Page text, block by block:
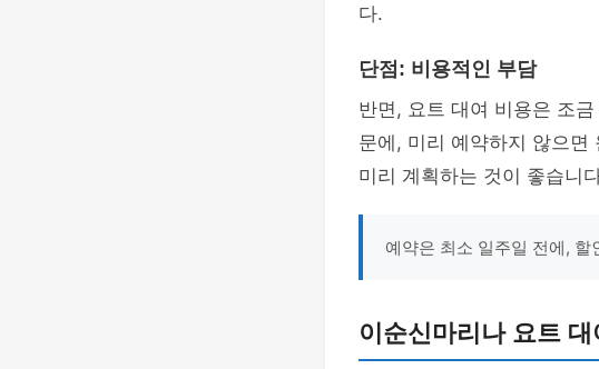
다.
단점: 비용적인 부담
반면, 요트 대여 비용은 조
문에, 미리 예약하지 않으면
미리 계획하는 것이 좋습니
예약은 최소 일주일 전에,
이순신마리나 요트